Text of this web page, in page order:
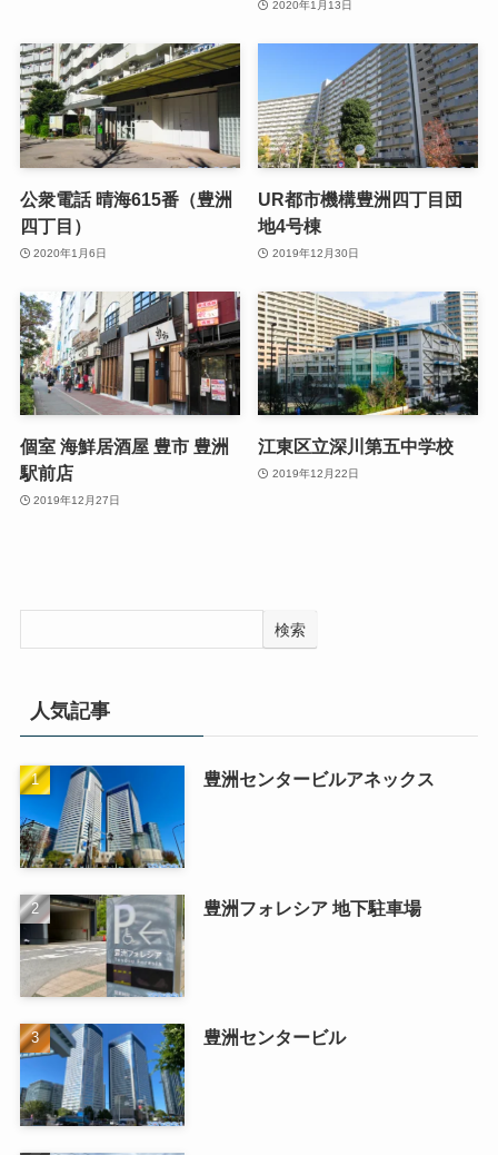
2020年1月13日
公衆電話 晴海615番（豊洲
四丁目）
2020年1月6日
UR都市機構豊洲四丁目団
地4号棟
2019年12月30日
個室 海鮮居酒屋 豊市 豊洲
駅前店
2019年12月27日
江東区立深川第五中学校
2019年12月22日
検索
人気記事
豊洲センタービルアネックス
豊洲フォレシア 地下駐車場
豊洲センタービル